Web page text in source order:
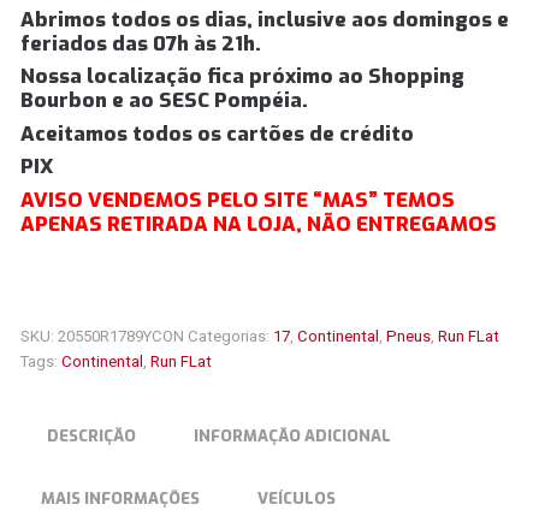
Abrimos todos os dias, inclusive aos domingos e
feriados das 07h às 21h.
Nossa localização fica próximo ao Shopping
Bourbon e ao SESC Pompéia.
Aceitamos todos os cartões de crédito
PIX
AVISO VENDEMOS PELO SITE “MAS” TEMOS
APENAS RETIRADA NA LOJA, NÃO ENTREGAMOS
SKU: 20550R1789YCON Categorias: 17, Continental , Pneus, Run FLat
Tags: Continental , Run FLat
DESCRIÇÃO INFORMAÇÃO ADICIONAL
MAIS INFORMAÇÕES VEÍCULOS